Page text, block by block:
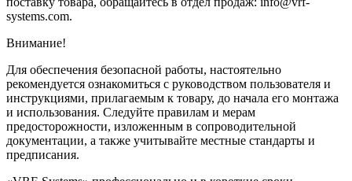
systems.com.
Внимание!
Для обеспечения безопасной работы, настоятельно
рекомендуется ознакомиться с руководством пользователя и
инструкциями, прилагаемым к товару, до начала его монтажа
и использования. Следуйте правилам и мерам
предосторожности, изложенным в сопроводительной
документации, а также учитывайте местные стандарты и
предписания.